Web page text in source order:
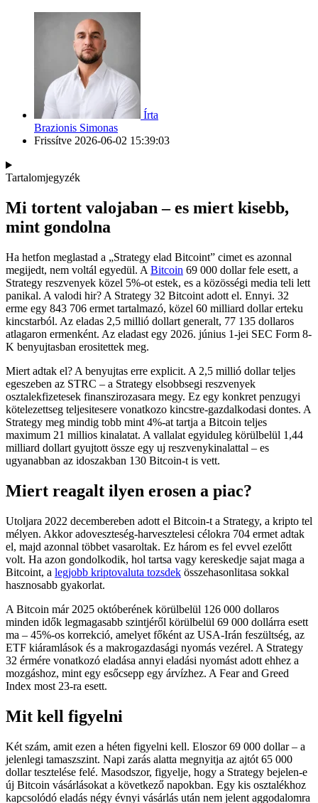
Írta
Brazionis Simonas
Frissítve 2026-06-02 15:39:03
Tartalomjegyzék
Mi tortent valojaban – es miert kisebb,
mint gondolna
Ha hetfon meglastad a „Strategy elad Bitcoint” cimet es azonnal
megijedt, nem voltál egyedül. A Bitcoin 69 000 dollar fele esett, a
Strategy reszvenyek közel 5%-ot estek, es a közösségi media teli lett
panikal. A valodi hir? A Strategy 32 Bitcoint adott el. Ennyi. 32
erme egy 843 706 ermet tartalmazó, közel 60 milliard dollar erteku
kincstarból. Az eladas 2,5 millió dollart generalt, 77 135 dollaros
atlagaron ermenként. Az eladast egy 2026. június 1-jei SEC Form 8-
K benyujtasban erositettek meg.
Miert adtak el? A benyujtas erre explicit. A 2,5 millió dollar teljes
egeszeben az STRC – a Strategy elsobbsegi reszvenyek
osztalekfizetesek finanszirozasara megy. Ez egy konkret penzugyi
kötelezettseg teljesitesere vonatkozo kincstre-gazdalkodasi dontes. A
Strategy meg mindig tobb mint 4%-at tartja a Bitcoin teljes
maximum 21 millios kinalatat. A vallalat egyiduleg körülbelül 1,44
milliard dollart gyujtott össze egy uj reszvenykinalattal – es
ugyanabban az idoszakban 130 Bitcoin-t is vett.
Miert reagalt ilyen erosen a piac?
Utoljara 2022 decembereben adott el Bitcoin-t a Strategy, a kripto tel
mélyen. Akkor adoveszteség-harvesztelesi célokra 704 ermet adtak
el, majd azonnal többet vasaroltak. Ez három es fel evvel ezelőtt
volt. Ha azon gondolkodik, hol tartsa vagy kereskedje sajat maga a
Bitcoint, a legjobb kriptovaluta tozsdek összehasonlitasa sokkal
hasznosabb gyakorlat.
A Bitcoin már 2025 októberének körülbelül 126 000 dollaros
minden idők legmagasabb szintjéről körülbelül 69 000 dollárra esett
ma – 45%-os korrekció, amelyet főként az USA-Irán feszültség, az
ETF kiáramlások és a makrogazdasági nyomás vezérel. A Strategy
32 érmére vonatkozó eladása annyi eladási nyomást adott ehhez a
mozgáshoz, mint egy esőcsepp egy árvízhez. A Fear and Greed
Index most 23-ra esett.
Mit kell figyelni
Két szám, amit ezen a héten figyelni kell. Eloszor 69 000 dollar – a
jelenlegi tamaszszint. Napi zarás alatta megnyitja az ajtót 65 000
dollar tesztelése felé. Masodszor, figyelje, hogy a Strategy bejelen-e
új Bitcoin vásárlásokat a következő napokban. Egy kis osztalékhoz
kapcsolódó eladás négy évnyi vásárlás után nem jelent aggodalomra